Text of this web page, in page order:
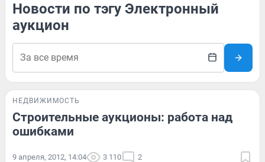
Новости по тэгу Электронный
аукцион
НЕДВИЖИМОСТЬ
Строительные аукционы: работа над
ошибками
9 апреля, 2012, 14:04 3 110 2